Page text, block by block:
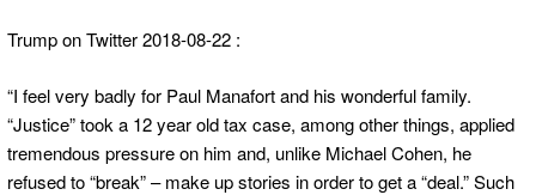
Trump on Twitter 2018-08-22 :
“I feel very badly for Paul Manafort and his wonderful family.
“Justice” took a 12 year old tax case, among other things, applied
tremendous pressure on him and, unlike Michael Cohen, he
refused to “break” – make up stories in order to get a “deal.” Such